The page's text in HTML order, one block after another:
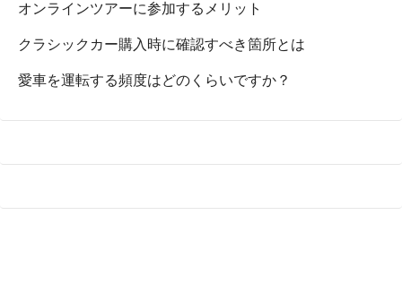
オンラインツアーに参加するメリット
クラシックカー購入時に確認すべき箇所とは
愛車を運転する頻度はどのくらいですか？